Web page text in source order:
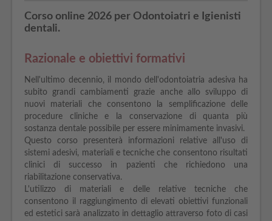
Corso online 2026 per Odontoiatri e Igienisti
dentali.
Razionale e obiettivi formativi
Nell'ultimo decennio, il mondo dell'odontoiatria adesiva ha
subito grandi cambiamenti grazie anche allo sviluppo di
nuovi materiali che consentono la semplificazione delle
procedure cliniche e la conservazione di quanta più
sostanza dentale possibile per essere minimamente invasivi.
Questo corso presenterà informazioni relative all'uso di
sistemi adesivi, materiali e tecniche che consentono risultati
clinici di successo in pazienti che richiedono una
riabilitazione conservativa.
L'utilizzo di materiali e delle relative tecniche che
consentono il raggiungimento di elevati obiettivi funzionali
ed estetici sarà analizzato in dettaglio attraverso foto di casi